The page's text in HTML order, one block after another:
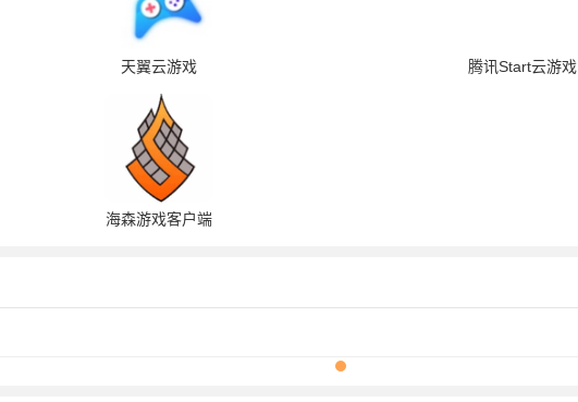
天翼云游戏 腾讯Start云游戏
海森游戏客户端